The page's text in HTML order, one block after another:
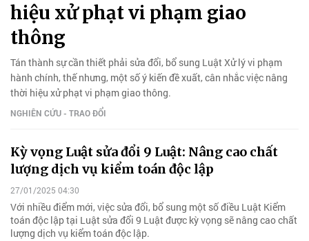
hiệu xử phạt vi phạm giao
thông
Tán thành sự cần thiết phải sửa đổi, bổ sung Luật Xử lý vi phạm
hành chính, thế nhưng, một số ý kiến đề xuất, cân nhắc việc nâng
thời hiệu xử phạt vi phạm giao thông.
NGHIÊN CỨU - TRAO ĐỔI
Kỳ vọng Luật sửa đổi 9 Luật: Nâng cao chất
lượng dịch vụ kiểm toán độc lập
27/01/2025 04:30
Với nhiều điểm mới, việc sửa đổi, bổ sung một số điều Luật Kiểm
toán độc lập tại Luật sửa đổi 9 Luật được kỳ vọng sẽ nâng cao chất
lượng dịch vụ kiểm toán độc lập.